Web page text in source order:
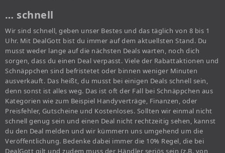
… schnell
Wir sind schnell, geben unser Bestes und das täglich von 8 bis 1
Uhr. Mit DealGott bist du immer auf dem aktuellsten Stand. Du
musst weder lange auf die nächsten Deals warten, noch dich
sorgen, dass du einen Deal verpasst. Viele der Rabattaktionen und
Schnäppchen sind befristetet oder binnen weniger Minuten
ausverkauft. Das heißt, du musst bei einigen Deals schnell sein,
denn sonst ist alles weg. Das ist oft der Fall bei Schnäppchen aus
Kategorien wie zum Beispiel Handyverträge, Finanzen, oder
Preisfehler, Gutscheine und Kostenloses. Sollten wir einmal nicht
schnell genug sein und einen Deal nicht rechtzeitig sehen, kannst
du den Deal melden und wir kümmern uns umgehend um die
Veröffentlichung. Bedenke dabei immer die 10% Regel, die bei
DealGott gilt und zudem muss der Händler seriös sein (z.B. von